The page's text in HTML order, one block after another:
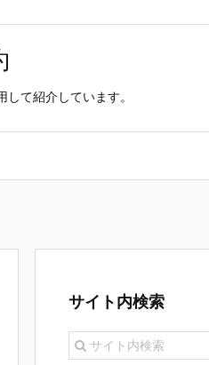
て紹介しています。
サイト内検索